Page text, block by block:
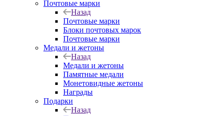
Почтовые марки
Назад
Почтовые марки
Блоки почтовых марок
Почтовые марки
Медали и жетоны
Назад
Медали и жетоны
Памятные медали
Монетовидные жетоны
Награды
Подарки
Назад